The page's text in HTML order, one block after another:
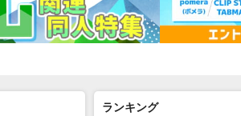
ランキング